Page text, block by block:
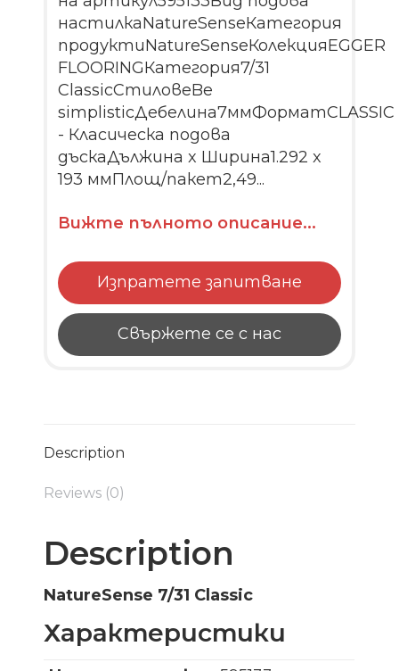
настилкаNatureSenseКатегория
продуктиNatureSenseКолекцияEGGER
FLOORINGКатегория7/31
ClassicСтиловеBe
simplisticДебелина7ммФорматCLASSIC
- Класическа подова
дъскаДължина x Ширина1.292 x
193 ммПлощ/пакет2,49...
Вижте пълното описание...
Изпратете запитване
Свържете се с нас
Description
Reviews (0)
Description
NatureSense 7/31 Classic
Характеристики